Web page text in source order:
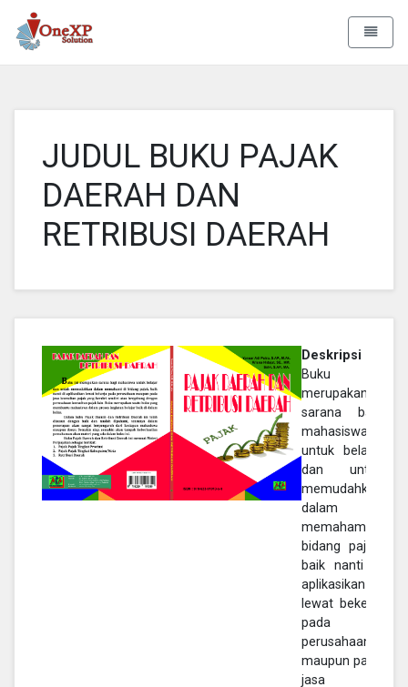
Toggle
JUDUL BUKU PAJAK
DAERAH DAN
RETRIBUSI DAERAH
Deskripsi :
Buku ini
merupakan
sarana bagi
mahasiswa
untuk belajar
dan untuk
memudahkan
dalam
memahami di
bidang pajak,
baik nanti di
aplikasikan
lewat bekerja
pada
perusahaan
maupun pada
jasa